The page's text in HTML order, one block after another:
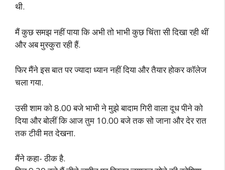
थी.
मैं कुछ समझ नहीं पाया कि अभी तो भाभी कुछ चिंता सी दिखा रही थीं
और अब मुस्कुरा रही हैं.
फिर मैंने इस बात पर ज्यादा ध्यान नहीं दिया और तैयार होकर कॉलेज
चला गया.
उसी शाम को 8.00 बजे भाभी ने मुझे बादाम गिरी वाला दूध पीने को
दिया और बोलीं कि आज तुम 10.00 बजे तक सो जाना और देर रात
तक टीवी मत देखना.
मैंने कहा- ठीक है.